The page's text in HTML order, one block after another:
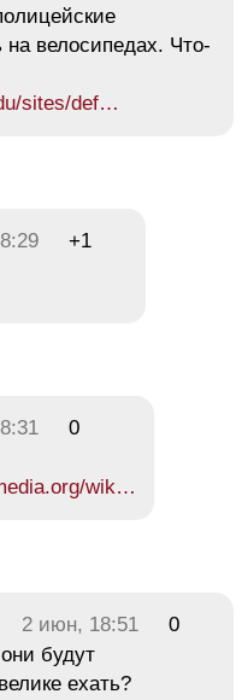
на велосипедах. Что-
sites/def…
+1
0
wik…
2 июн, 18:51
0
будут
ехать?